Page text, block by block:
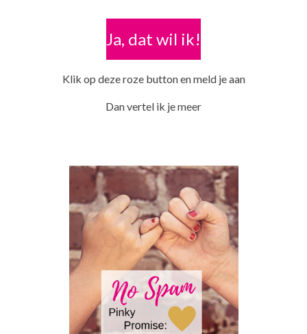
Ja, dat wil ik!
Klik op deze roze button en meld je aan
Dan vertel ik je meer